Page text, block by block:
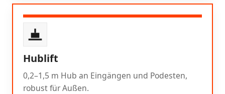
Hublift
0,2–1,5 m Hub an Eingängen und Podesten,
robust für Außen.